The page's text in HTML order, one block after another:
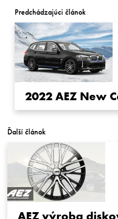
Predchádzajúci článok
2022 AEZ New
Ďalší článok
AEZ výroba